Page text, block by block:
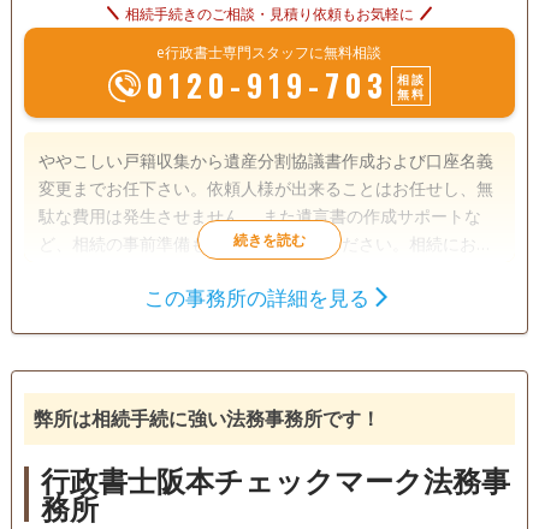
相続手続きのご相談・見積り依頼もお気軽に
e行政書士専門スタッフに無料相談
0120-919-703
相談
無料
ややこしい戸籍収集から遺産分割協議書作成および口座名義
変更までお任下さい。依頼人様が出来ることはお任せし、無
駄な費用は発生させません。 また遺言書の作成サポートな
ど、相続の事前準備もお気軽にご相談ください。相続におい
の手間を大きく減らすことができるでしょう。 中小企業診断
遺産分割
電話相談可 訪問可 土日相談可 初回相談無料
この事務所の詳細を見る
弊所は相続手続に強い法務事務所です！
行政書士阪本チェックマーク法務事
務所